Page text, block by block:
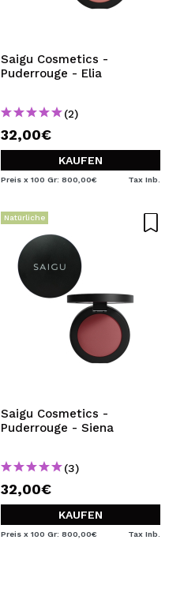
Saigu Cosmetics -
Puderrouge - Elia
(2)
32,00€
KAUFEN
Preis x 100 Gr: 800,00€ Tax Inb.
Natürliche
Saigu Cosmetics -
Puderrouge - Siena
(3)
32,00€
KAUFEN
Preis x 100 Gr: 800,00€ Tax Inb.